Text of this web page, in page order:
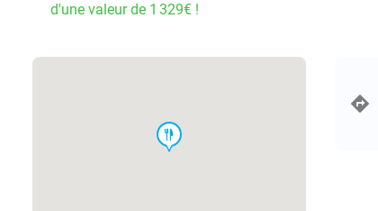
d'une valeur de 1 329€ !
food